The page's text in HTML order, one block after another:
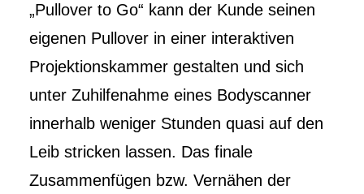
„Pullover to Go“ kann der Kunde seinen
eigenen Pullover in einer interaktiven
Projektionskammer gestalten und sich
unter Zuhilfenahme eines Bodyscanner
innerhalb weniger Stunden quasi auf den
Leib stricken lassen. Das finale
Zusammenfügen bzw. Vernähen der